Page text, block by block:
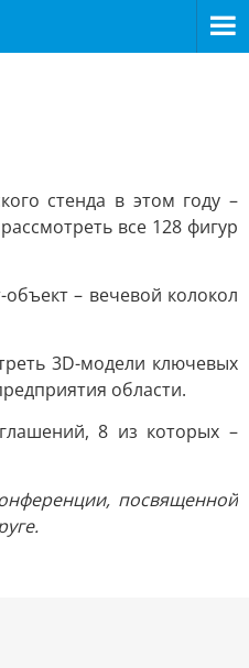
стенда в этом году –
все 128 фигур
– вечевой колокол
3D-модели ключевых
области.
8 из которых –
посвященной